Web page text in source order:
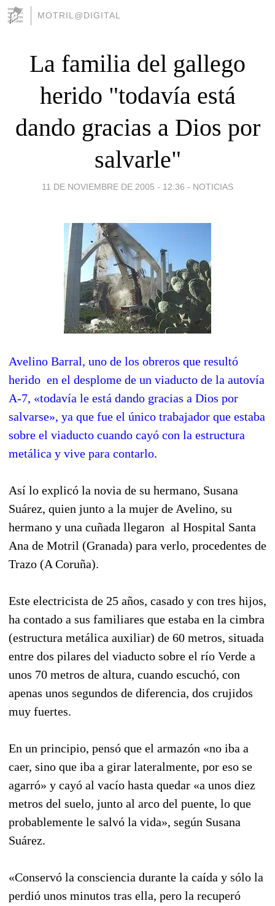
MOTRIL@DIGITAL
La familia del gallego
herido "todavía está
dando gracias a Dios por
salvarle"
11 DE NOVIEMBRE DE 2005 - 12:36 - NOTICIAS
Avelino Barral, uno de los obreros que resultó
herido en el desplome de un viaducto de la autovía
A-7, «todavía le está dando gracias a Dios por
salvarse», ya que fue el único trabajador que estaba
sobre el viaducto cuando cayó con la estructura
metálica y vive para contarlo.
Así lo explicó la novia de su hermano, Susana
Suárez, quien junto a la mujer de Avelino, su
hermano y una cuñada llegaron al Hospital Santa
Ana de Motril (Granada) para verlo, procedentes de
Trazo (A Coruña).
Este electricista de 25 años, casado y con tres hijos,
ha contado a sus familiares que estaba en la cimbra
(estructura metálica auxiliar) de 60 metros, situada
entre dos pilares del viaducto sobre el río Verde a
unos 70 metros de altura, cuando escuchó, con
apenas unos segundos de diferencia, dos crujidos
muy fuertes.
En un principio, pensó que el armazón «no iba a
caer, sino que iba a girar lateralmente, por eso se
agarró» y cayó al vacío hasta quedar «a unos diez
metros del suelo, junto al arco del puente, lo que
probablemente le salvó la vida», según Susana
Suárez.
«Conservó la consciencia durante la caída y sólo la
perdió unos minutos tras ella, pero la recuperó